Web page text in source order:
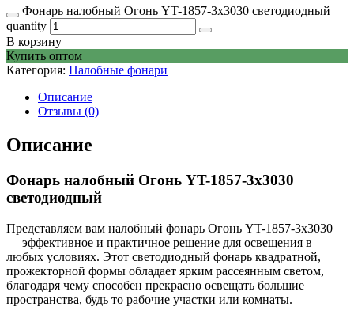
Фонарь налобный Огонь YT-1857-3х3030 светодиодный
quantity
В корзину
Купить оптом
Категория: Налобные фонари
Описание
Отзывы (0)
Описание
Фонарь налобный Огонь YT-1857-3х3030
светодиодный
Представляем вам налобный фонарь Огонь YT-1857-3х3030
— эффективное и практичное решение для освещения в
любых условиях. Этот светодиодный фонарь квадратной,
прожекторной формы обладает ярким рассеянным светом,
благодаря чему способен прекрасно освещать большие
пространства, будь то рабочие участки или комнаты.